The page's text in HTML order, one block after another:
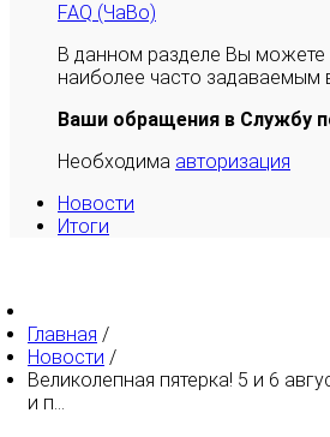
FAQ (ЧаВо)
В данном разделе Вы
наиболее часто задаваемым
Ваши обращения в Службу
Необходима авторизация
Новости
Итоги
Главная /
Новости /
Великолепная пятерка! 5 и 6
и п...